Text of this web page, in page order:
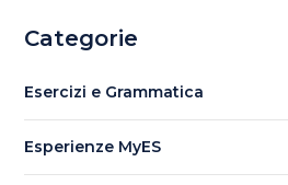
Categorie
Esercizi e Grammatica
Esperienze MyES